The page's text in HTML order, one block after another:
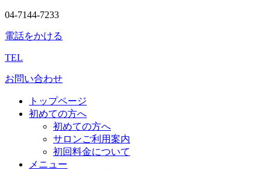
04-7144-7233
電話をかける
TEL
お問い合わせ
トップページ
初めての方へ
初めての方へ
サロンご利用案内
初回料金について
メニュー